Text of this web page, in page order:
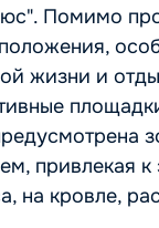
Помимо
жизни и
привлекая
на кровле,